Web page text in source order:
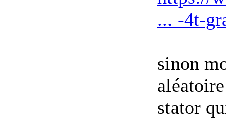
... -4t-
sinon
stator